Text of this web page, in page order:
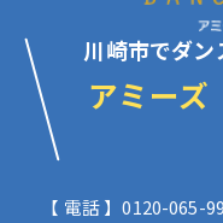
川崎市でダン
アミー
【 電話 】0120-065-